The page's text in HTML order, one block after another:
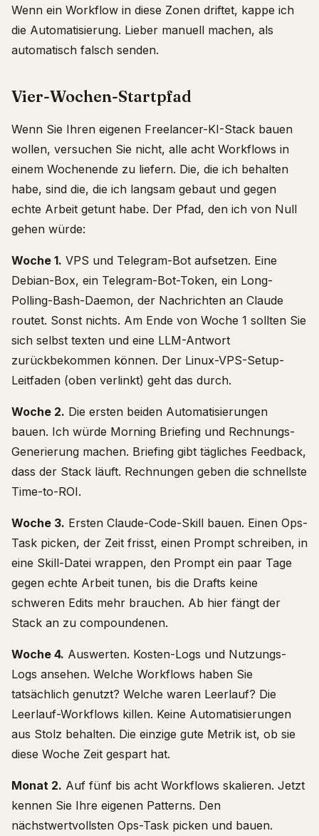
Wenn ein Workflow in diese Zonen driftet, kappe ich
die Automatisierung. Lieber manuell machen, als
automatisch falsch senden.
Vier-Wochen-Startpfad
Wenn Sie Ihren eigenen Freelancer-KI-Stack bauen
wollen, versuchen Sie nicht, alle acht Workflows in
einem Wochenende zu liefern. Die, die ich behalten
habe, sind die, die ich langsam gebaut und gegen
echte Arbeit getunt habe. Der Pfad, den ich von Null
gehen würde:
Woche 1. VPS und Telegram-Bot aufsetzen. Eine
Debian-Box, ein Telegram-Bot-Token, ein Long-
Polling-Bash-Daemon, der Nachrichten an Claude
routet. Sonst nichts. Am Ende von Woche 1 sollten Sie
sich selbst texten und eine LLM-Antwort
zurückbekommen können. Der Linux-VPS-Setup-
Leitfaden (oben verlinkt) geht das durch.
Woche 2. Die ersten beiden Automatisierungen
bauen. Ich würde Morning Briefing und Rechnungs-
Generierung machen. Briefing gibt tägliches Feedback,
dass der Stack läuft. Rechnungen geben die schnellste
Time-to-ROI.
Woche 3. Ersten Claude-Code-Skill bauen. Einen Ops-
Task picken, der Zeit frisst, einen Prompt schreiben, in
eine Skill-Datei wrappen, den Prompt ein paar Tage
gegen echte Arbeit tunen, bis die Drafts keine
schweren Edits mehr brauchen. Ab hier fängt der
Stack an zu compoundenen.
Woche 4. Auswerten. Kosten-Logs und Nutzungs-
Logs ansehen. Welche Workflows haben Sie
tatsächlich genutzt? Welche waren Leerlauf? Die
Leerlauf-Workflows killen. Keine Automatisierungen
aus Stolz behalten. Die einzige gute Metrik ist, ob sie
diese Woche Zeit gespart hat.
Monat 2. Auf fünf bis acht Workflows skalieren. Jetzt
kennen Sie Ihre eigenen Patterns. Den
nächstwertvollsten Ops-Task picken und bauen.